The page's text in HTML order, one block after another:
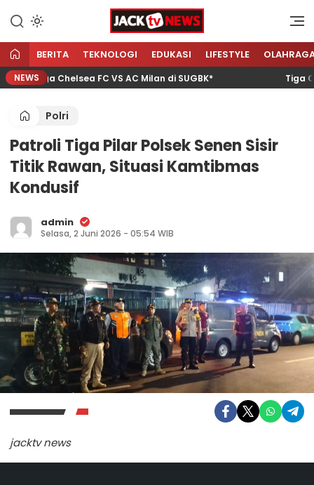
konten
Jacktvnews.com
Sumber Referensi Terpercaya
BERITA TEKNOLOGI EDUKASI LIFESTYLE
NEWSChelsea FC VS AC Milan di SUGBK* Tiga
Polri
Patroli Tiga Pilar Polsek Senen Sisir
Titik Rawan, Situasi Kamtibmas
Kondusif
admin
Selasa, 2 Juni 2026 - 05:54 WIB
jacktv news